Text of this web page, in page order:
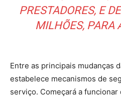
PRESTADORES, E
MILHÕES, PARA
Entre as principais mudanças
estabelece mecanismos de
serviço. Começará a